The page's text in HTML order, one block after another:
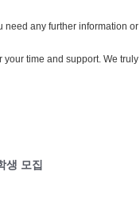
need any further information
your time and support. We
생 모집